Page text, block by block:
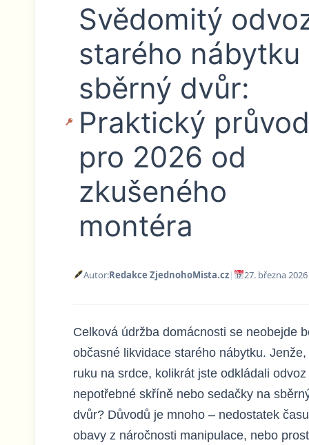
Svědomitý
starého nábytku
sběrný dvůr:
Praktický
pro 2026 od
zkušeného
montéra
Autor:Redakce ZjednohoMista.cz| 27. března 2026
Celková údržba domácnosti se neobejde
občasné likvidace starého nábytku. Jenže,
ruku na srdce, kolikrát jste odkládali odvoz
nepotřebné skříně nebo sedačky na
dvůr? Důvodů je mnoho – nedostatek
obavy z náročnosti manipulace, nebo